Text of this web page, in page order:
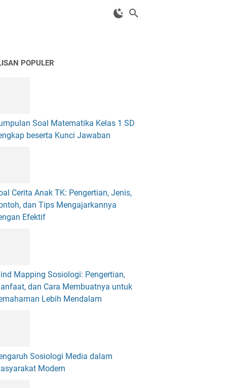
POPULER
Soal Matematika Kelas 1 SD
beserta Kunci Jawaban
Cerita Anak TK: Pengertian, Jenis,
dan Tips Mengajarkannya
Efektif
Mapping Sosiologi: Pengertian,
dan Cara Membuatnya untuk
Lebih Mendalam
Sosiologi Media dalam
Modern